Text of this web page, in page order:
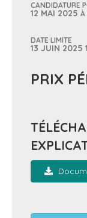
CANDIDATURE
12 MAI 2025 À
DATE LIMITE
13 JUIN 2025
PRIX